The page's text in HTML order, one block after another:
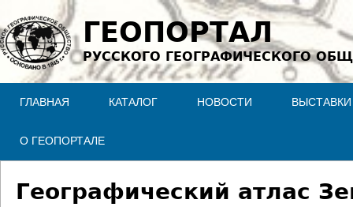
Jump to navigation
ГЕОПОРТАЛ
РУССКОГО ГЕОГРАФИЧЕСКОГО
ГЛАВНАЯ КАТАЛОГ НОВОСТИ ВЫСТАВКИ
О ГЕОПОРТАЛЕ
Географический атлас